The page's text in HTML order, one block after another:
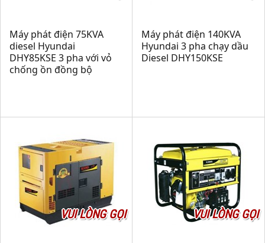
Máy phát điện 75KVA
diesel Hyundai
DHY85KSE 3 pha với vỏ
chống ồn đồng bộ
Máy phát điện 140KVA
Hyundai 3 pha chạy dầu
Diesel DHY150KSE
VUI LÒNG GỌI VUI LÒNG GỌI